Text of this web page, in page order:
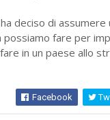
deciso di assumere
fare per
in un paese allo
Facebook